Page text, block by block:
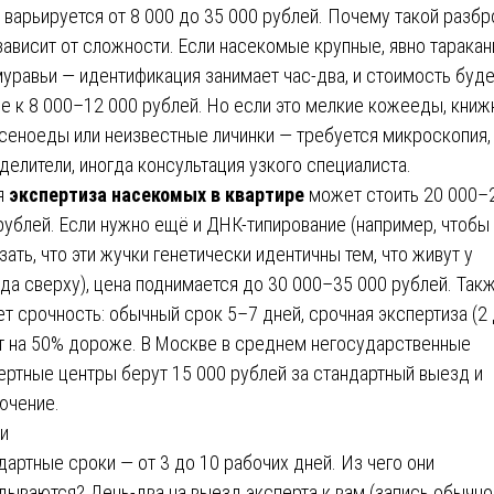
от 8 000 до 35 000 рублей. Почему такой
от сложности. Если насекомые крупные, явно
— идентификация занимает час-два, и стоимость
к 8 000–12 000 рублей. Но если это мелкие кожееды,
или неизвестные личинки — требуется микроскопия,
иногда консультация узкого специалиста.
экспертиза насекомых в квартире может стоить 20
Если нужно ещё и ДНК-типирование (например, чтобы
что эти жучки генетически идентичны тем, что живут у
сверху), цена поднимается до 30 000–35 000 рублей.
срочность: обычный срок 5–7 дней, срочная экспертиза (2
на 50% дороже. В Москве в среднем негосударственные
центры берут 15 000 рублей за стандартный выезд и
сроки — от 3 до 10 рабочих дней. Из чего они